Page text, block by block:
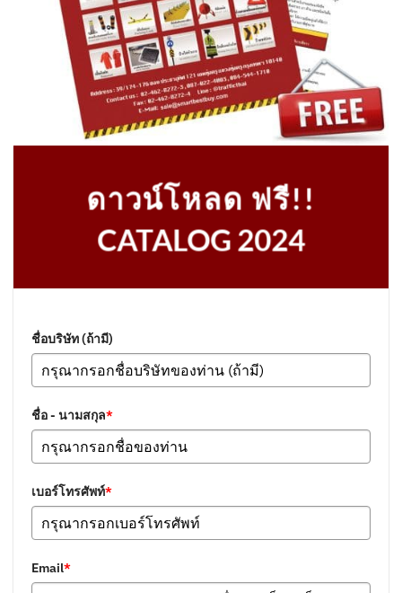
ดาวน์โหลด ฟรี!!
CATALOG 2024
ชื่อบริษัท (ถ้ามี)
ชื่อ - นามสกุล*
เบอร์โทรศัพท์*
Email*